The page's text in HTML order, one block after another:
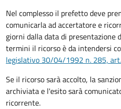
Nel complesso il prefetto deve
comunicarla ad accertatore e
giorni dalla data di presentazione
termini il ricorso è da intendersi
legislativo 30/04/1992 n. 285,
Se il ricorso sarà accolto, la
archiviata e l'esito sarà
ricorrente.